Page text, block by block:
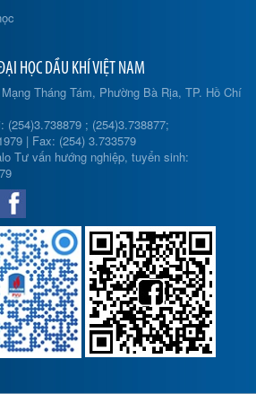
HỌC DẦU KHÍ VIỆT NAM
Tháng Tám, Phường Bà Rịa, TP. Hồ Chí
(254)3.738879 ; (254)3.738877;
| Fax: (254) 3.733579
Tư vấn hướng nghiệp, tuyển sinh: